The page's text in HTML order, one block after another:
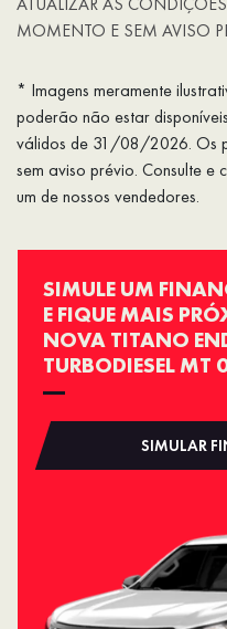
MOMENTO E SEM AVISO
* Imagens meramente
poderão não estar
válidos de 31/08/2026. Os
sem aviso prévio. Consulte e
um de nossos vendedores.
SIMULE UM
E FIQUE MAIS
NOVA TITANO
TURBODIESEL MT
SIMULAR